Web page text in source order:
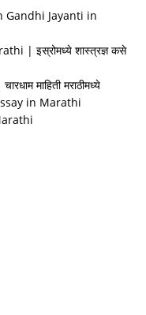
Gandhi Jayanti in
| इस्रोमध्ये शास्त्रज्ञ कसे
माहिती मराठीमध्ये
Essay in Marathi